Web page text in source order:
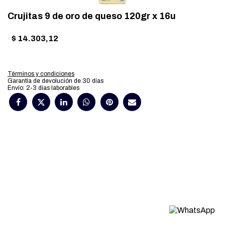
Crujitas 9 de oro de queso 120gr x 16u
$ 14.303,12
Términos y condiciones
Garantía de devolución de 30 días
Envío: 2-3 días laborables